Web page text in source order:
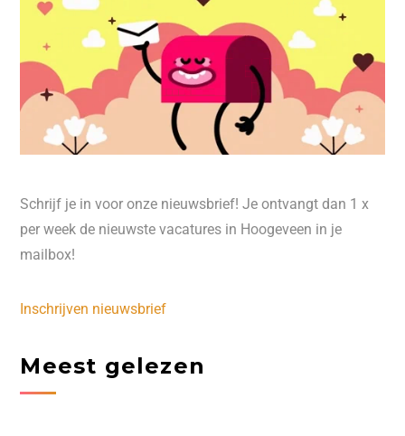
Schrijf je in voor onze nieuwsbrief! Je ontvangt dan 1 x
per week de nieuwste vacatures in Hoogeveen in je
mailbox!
Inschrijven nieuwsbrief
Meest gelezen